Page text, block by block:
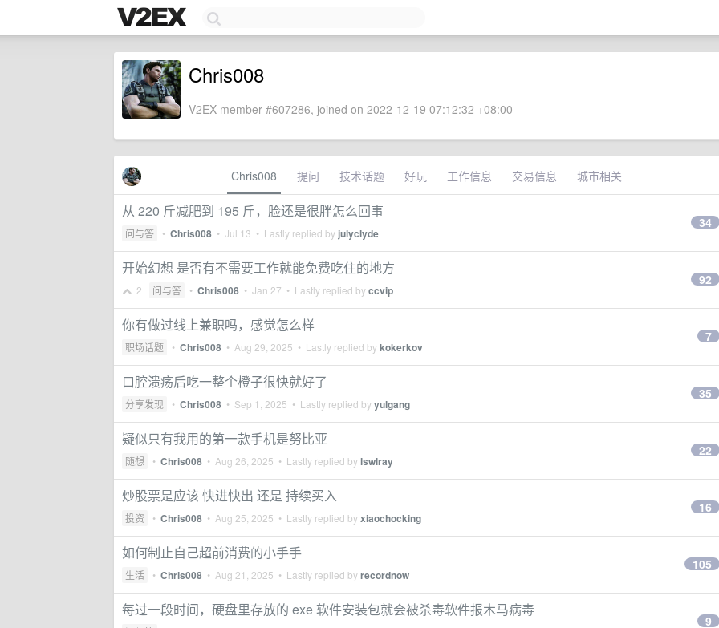
Chris008
V2EX member #607286, joined on 2022-12-19 07:12:32 +08:00
Chris008 提问 技术话题 好玩 工作信息 交易信息 城市相关
从 220 斤减肥到 195 斤，脸还是很胖怎么回事
问与答 • Chris008 • Jul 13 • Lastly replied by julyclyde
34
开始幻想 是否有不需要工作就能免费吃住的地方
2 问与答 • Chris008 • Jan 27 • Lastly replied byccvip
92
你有做过线上兼职吗，感觉怎么样
职场话题 • Chris008 • Aug 29, 2025 • Lastly replied bykokerkov
7
口腔溃疡后吃一整个橙子很快就好了
分享发现 • Chris008 • Sep 1, 2025 • Lastly replied byyulgang
35
疑似只有我用的第一款手机是努比亚
随想 • Chris008 • Aug 26, 2025 • Lastly replied bylswlray
22
炒股票是应该 快进快出 还是 持续买入
投资 • Chris008 • Aug 25, 2025 • Lastly replied byxiaochocking
16
如何制止自己超前消费的小手手
生活 • Chris008 • Aug 21, 2025 • Lastly replied byrecordnow
105
每过一段时间，硬盘里存放的 exe 软件安装包就会被杀毒软件报木马病毒
9